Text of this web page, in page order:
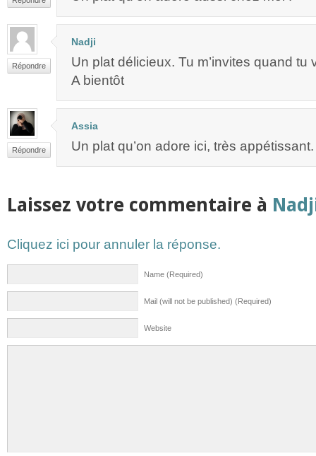
Répondre
Nadji
Un plat délicieux. Tu m’invites quand tu
A bientôt
Répondre
Assia
Un plat qu’on adore ici, très
Laissez votre commentaire à
Cliquez ici pour annuler la réponse.
Name (Required)
Mail (will not be published) (Required)
Website